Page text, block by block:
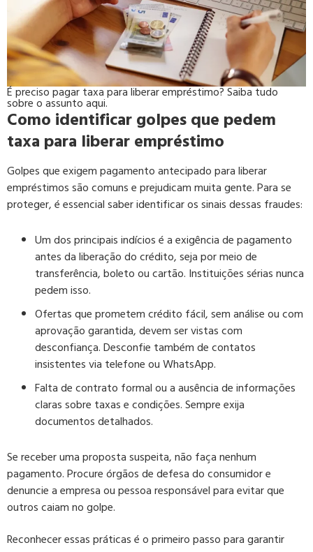
É preciso pagar taxa para liberar empréstimo? Saiba tudo
sobre o assunto aqui.
Como identificar golpes que pedem
taxa para liberar empréstimo
Golpes que exigem pagamento antecipado para liberar
empréstimos são comuns e prejudicam muita gente. Para se
proteger, é essencial saber identificar os sinais dessas fraudes:
Um dos principais indícios é aexigência de pagamento
antes da liberação do crédito, seja por meio de
transferência, boleto ou cartão. Instituições sérias nunca
pedem isso.
Ofertas que prometem crédito fácil,sem análise ou com
aprovação garantida, devem ser vistas com
desconfiança. Desconfie também de contatos
insistentes via telefone ou WhatsApp.
Falta de contrato formalou a ausência de informações
claras sobre taxas e condições. Sempre exija
documentos detalhados.
Se receber uma proposta suspeita, não faça nenhum
pagamento. Procure órgãos de defesa do consumidor e
denuncie a empresa ou pessoa responsável para evitar que
outros caiam no golpe.
Reconhecer essas práticas é o primeiro passo para garantir